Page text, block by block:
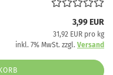
3,99 EUR
31,92 EUR pro kg
inkl. 7% MwSt. zzgl. Versand